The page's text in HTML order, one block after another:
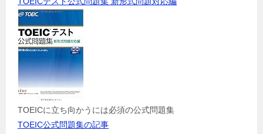
TOEICに立ち向かうには必須の公式問題集
TOEIC公式問題集の記事